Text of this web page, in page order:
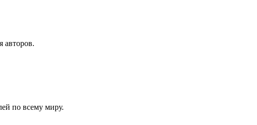
авторов.
по всему миру.